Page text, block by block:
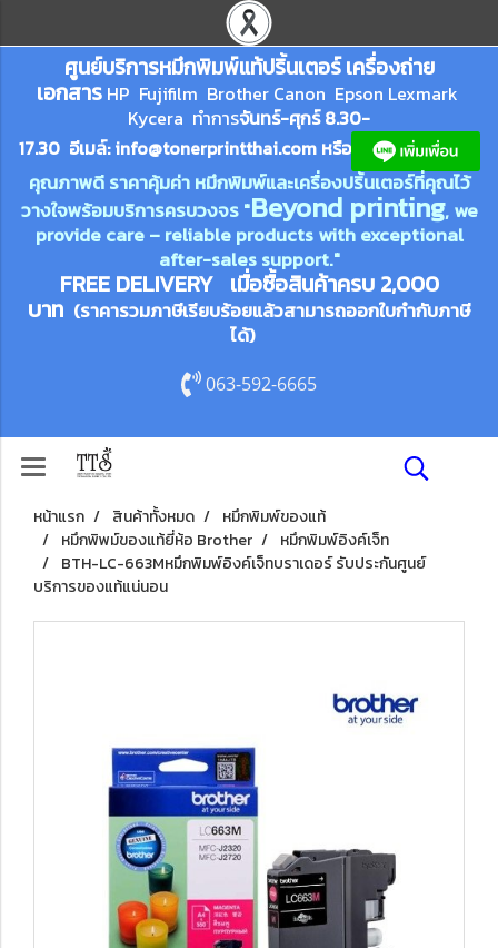
ศูนย์บริการหมึกพิมพ์แท้ปริ้นเตอร์ เครื่องถ่าย
เอกสาร HP Fujifilm Brother Canon Epson Lexmark
Kycera ทำการจันทร์-ศุกร์ 8.30-
17.30 อีเมล์:info@tonerprintthai.com หรือ
คุณภาพดี ราคาคุ้มค่า หมึกพิมพ์และเครื่องปริ้นเตอร์ที่คุณไว้
วางใจพร้อมบริการครบวงจร "Beyond printing, we
provide care – reliable products with exceptional
after-sales support."
FREE DELIVERY เมื่อซื้อสินค้าครบ 2,000
บาท (ราคารวมภาษีเรียบร้อยแล้วสามารถออกใบกำกับภาษี
ได้)
063-592-6665
หน้าแรก สินค้าทั้งหมด
หมึกพิมพ์ของแท้
หมึกพิพม์ของแท้ยี่ห้อ Brother
หมึกพิมพ์อิงค์เจ็ท
BTH-LC-663Mหมึกพิมพ์อิงค์เจ็ทบราเดอร์ รับประกันศูนย์
บริการของแท้แน่นอน